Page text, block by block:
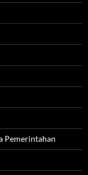
Pemerintahan